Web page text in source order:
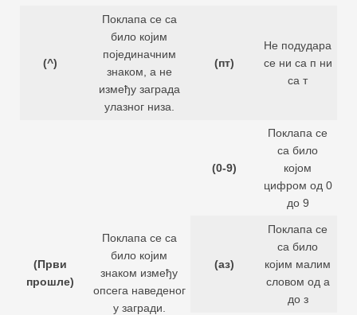
(^)
Поклапа се са
било којим
појединачним
знаком, а не
између заграда
улазног низа.
(пт)
Не подудара
се ни са п ни
са т
(Први
прошле)
Поклапа се са
било којим
знаком између
опсега наведеног
у загради.
(0-9)
Поклапа се
са било
којом
цифром од 0
до 9
(аз)
Поклапа се
са било
којим малим
словом од а
до з